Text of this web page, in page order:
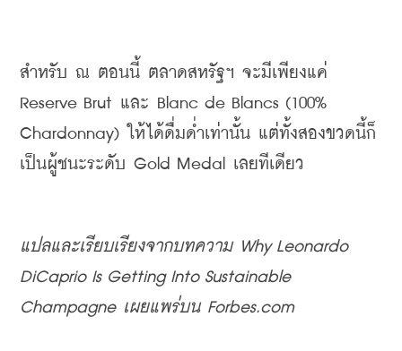
สำหรับ ณ ตอนนี้ ตลาดสหรัฐฯ จะมีเพียงแค่
Reserve Brut และ Blanc de Blancs (100%
Chardonnay)
ให้ได้ดื่มด่ำเท่านั้น แต่ทั้งสองขวดนี้ก็
เป็นผู้ชนะระดับ Gold Medal เลยทีเดียว
แปลและเรียบเรียงจากบทความ Why Leonardo
DiCaprio Is Getting Into Sustainable
Champagne เผยแพร่บน Forbes.com